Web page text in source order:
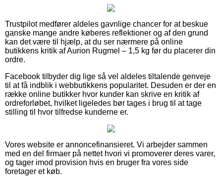
Trustpilot medfører aldeles gavnlige chancer for at beskue
ganske mange andre køberes reflektioner og af den grund
kan det være til hjælp, at du ser nærmere på online
butikkens kritik af Aurion Rugmel – 1,5 kg før du placerer din
ordre.
Facebook tilbyder dig lige så vel aldeles tiltalende genveje
til at få indblik i webbutikkens popularitet. Desuden er der en
række online butikker hvor kunder kan skrive en kritik af
ordreforløbet, hvilket ligeledes bør tages i brug til at tage
stilling til hvor tilfredse kunderne er.
Vores website er annoncefinansieret. Vi arbejder sammen
med en del firmaer på nettet hvori vi promoverer deres varer,
og tager imod provision hvis en bruger fra vores side
foretager et køb.